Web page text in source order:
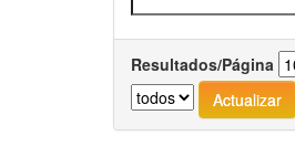
Resultados/Página